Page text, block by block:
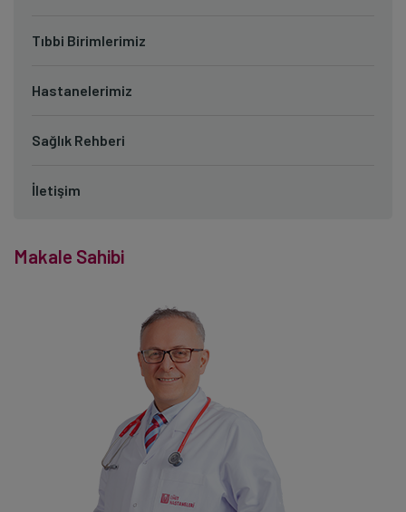
Tıbbi Birimlerimiz
Hastanelerimiz
Sağlık Rehberi
İletişim
Makale Sahibi